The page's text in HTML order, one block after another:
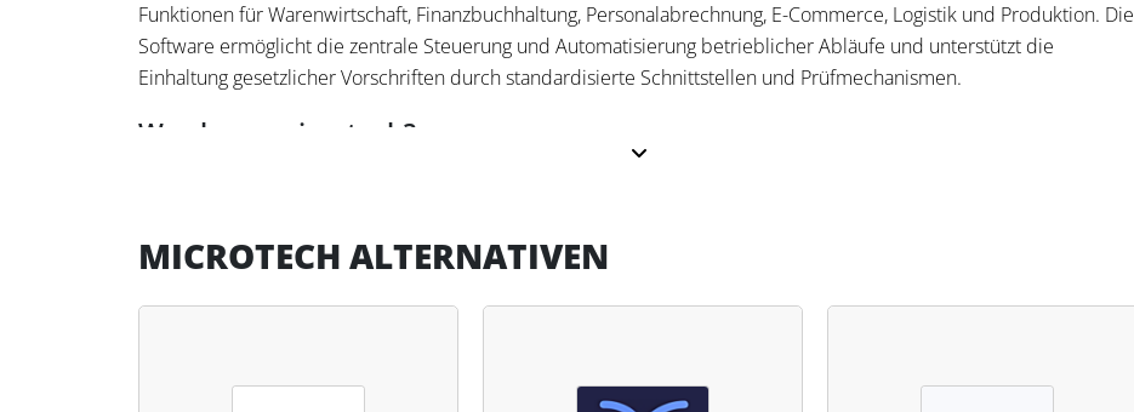
Funktionen für Warenwirtschaft, Finanzbuchhaltung, Personalabrechnung, E-Commerce, Logistik und Produktion. Die
Software ermöglicht die zentrale Steuerung und Automatisierung betrieblicher Abläufe und unterstützt die
Einhaltung gesetzlicher Vorschriften durch standardisierte Schnittstellen und Prüfmechanismen.
Was kann microtech?
Die Warenwirtschaft unterstützt die Auftragsverwaltung, die Lagerverwaltung und den Einkauf. Das integrierte
Lohnmodul übernimmt die Lohnabrechnung und die Sozialversicherungsmeldungen. Die Software ermöglicht die
Integration externer Systeme wie DATEV und ELSTER. Funktionen wie Automatisierung, Mandantenfähigkeit und
MICROTECH ALTERNATIVEN